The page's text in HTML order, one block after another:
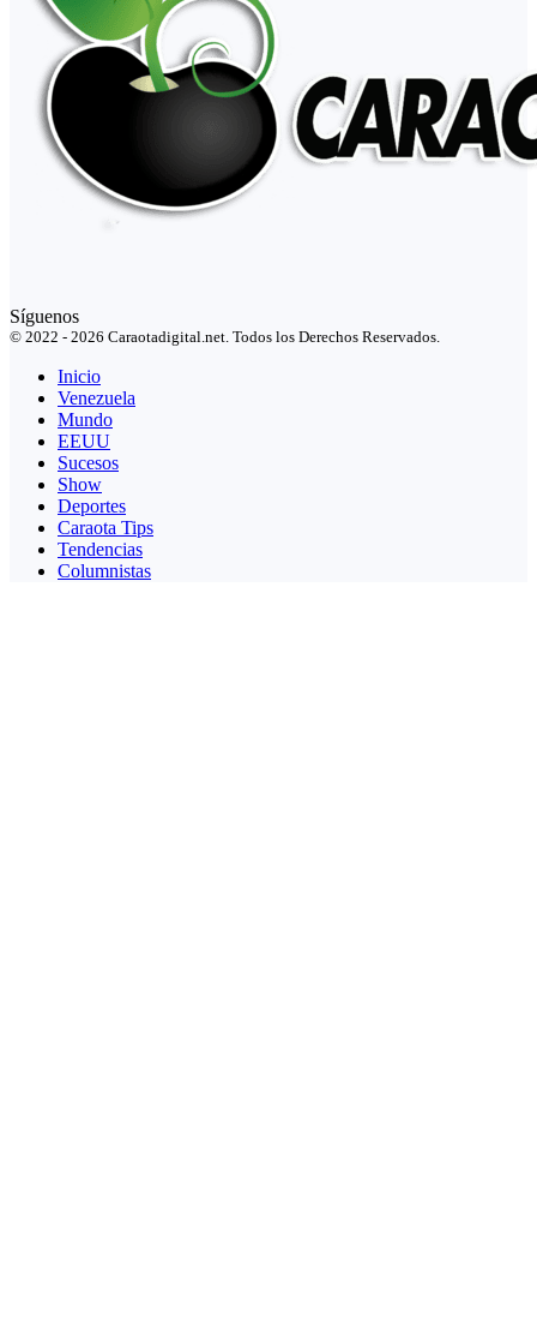
Síguenos
© 2022 - 2026 Caraotadigital.net. Todos los Derechos Reservados.
Inicio
Venezuela
Mundo
EEUU
Sucesos
Show
Deportes
Caraota Tips
Tendencias
Columnistas